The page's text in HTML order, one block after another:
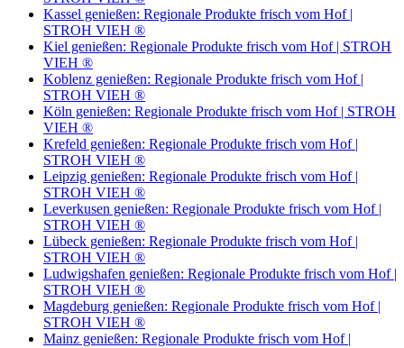
Kassel genießen: Regionale Produkte frisch vom Hof |
STROH VIEH ®
Kiel genießen: Regionale Produkte frisch vom Hof | STROH
VIEH ®
Koblenz genießen: Regionale Produkte frisch vom Hof |
STROH VIEH ®
Köln genießen: Regionale Produkte frisch vom Hof | STROH
VIEH ®
Krefeld genießen: Regionale Produkte frisch vom Hof |
STROH VIEH ®
Leipzig genießen: Regionale Produkte frisch vom Hof |
STROH VIEH ®
Leverkusen genießen: Regionale Produkte frisch vom Hof |
STROH VIEH ®
Lübeck genießen: Regionale Produkte frisch vom Hof |
STROH VIEH ®
Ludwigshafen genießen: Regionale Produkte frisch vom Hof |
STROH VIEH ®
Magdeburg genießen: Regionale Produkte frisch vom Hof |
STROH VIEH ®
Mainz genießen: Regionale Produkte frisch vom Hof |